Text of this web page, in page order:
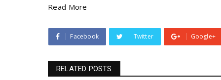
Read More
Facebook Twitter Google+
RELATED POSTS